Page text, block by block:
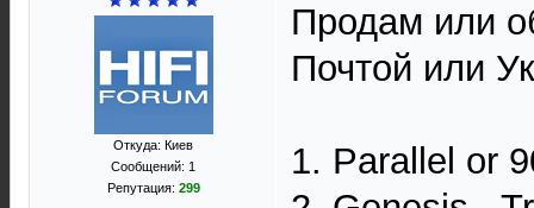
Откуда: Киев
Сообщений: 1
Репутация: 299
Продам или
Почтой или
1. Parallel or